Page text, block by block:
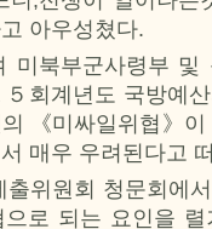
아우성쳤다.
미북부군사령부 및
회계년도 국방예
《미싸일위협》
매우 우려된다고
출위원회 청문회에
로 되는 요인을